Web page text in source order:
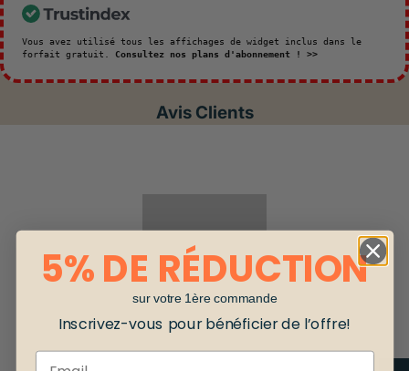
Vous avez utilisé tous les affichages de widget inclus dans le
forfait gratuit. Consultez nos plans d'abonnement ! >>
Avis Clients
5% DE RÉDUCTION
sur votre 1ère commande
Inscrivez-vous pour bénéficier de l’offre!